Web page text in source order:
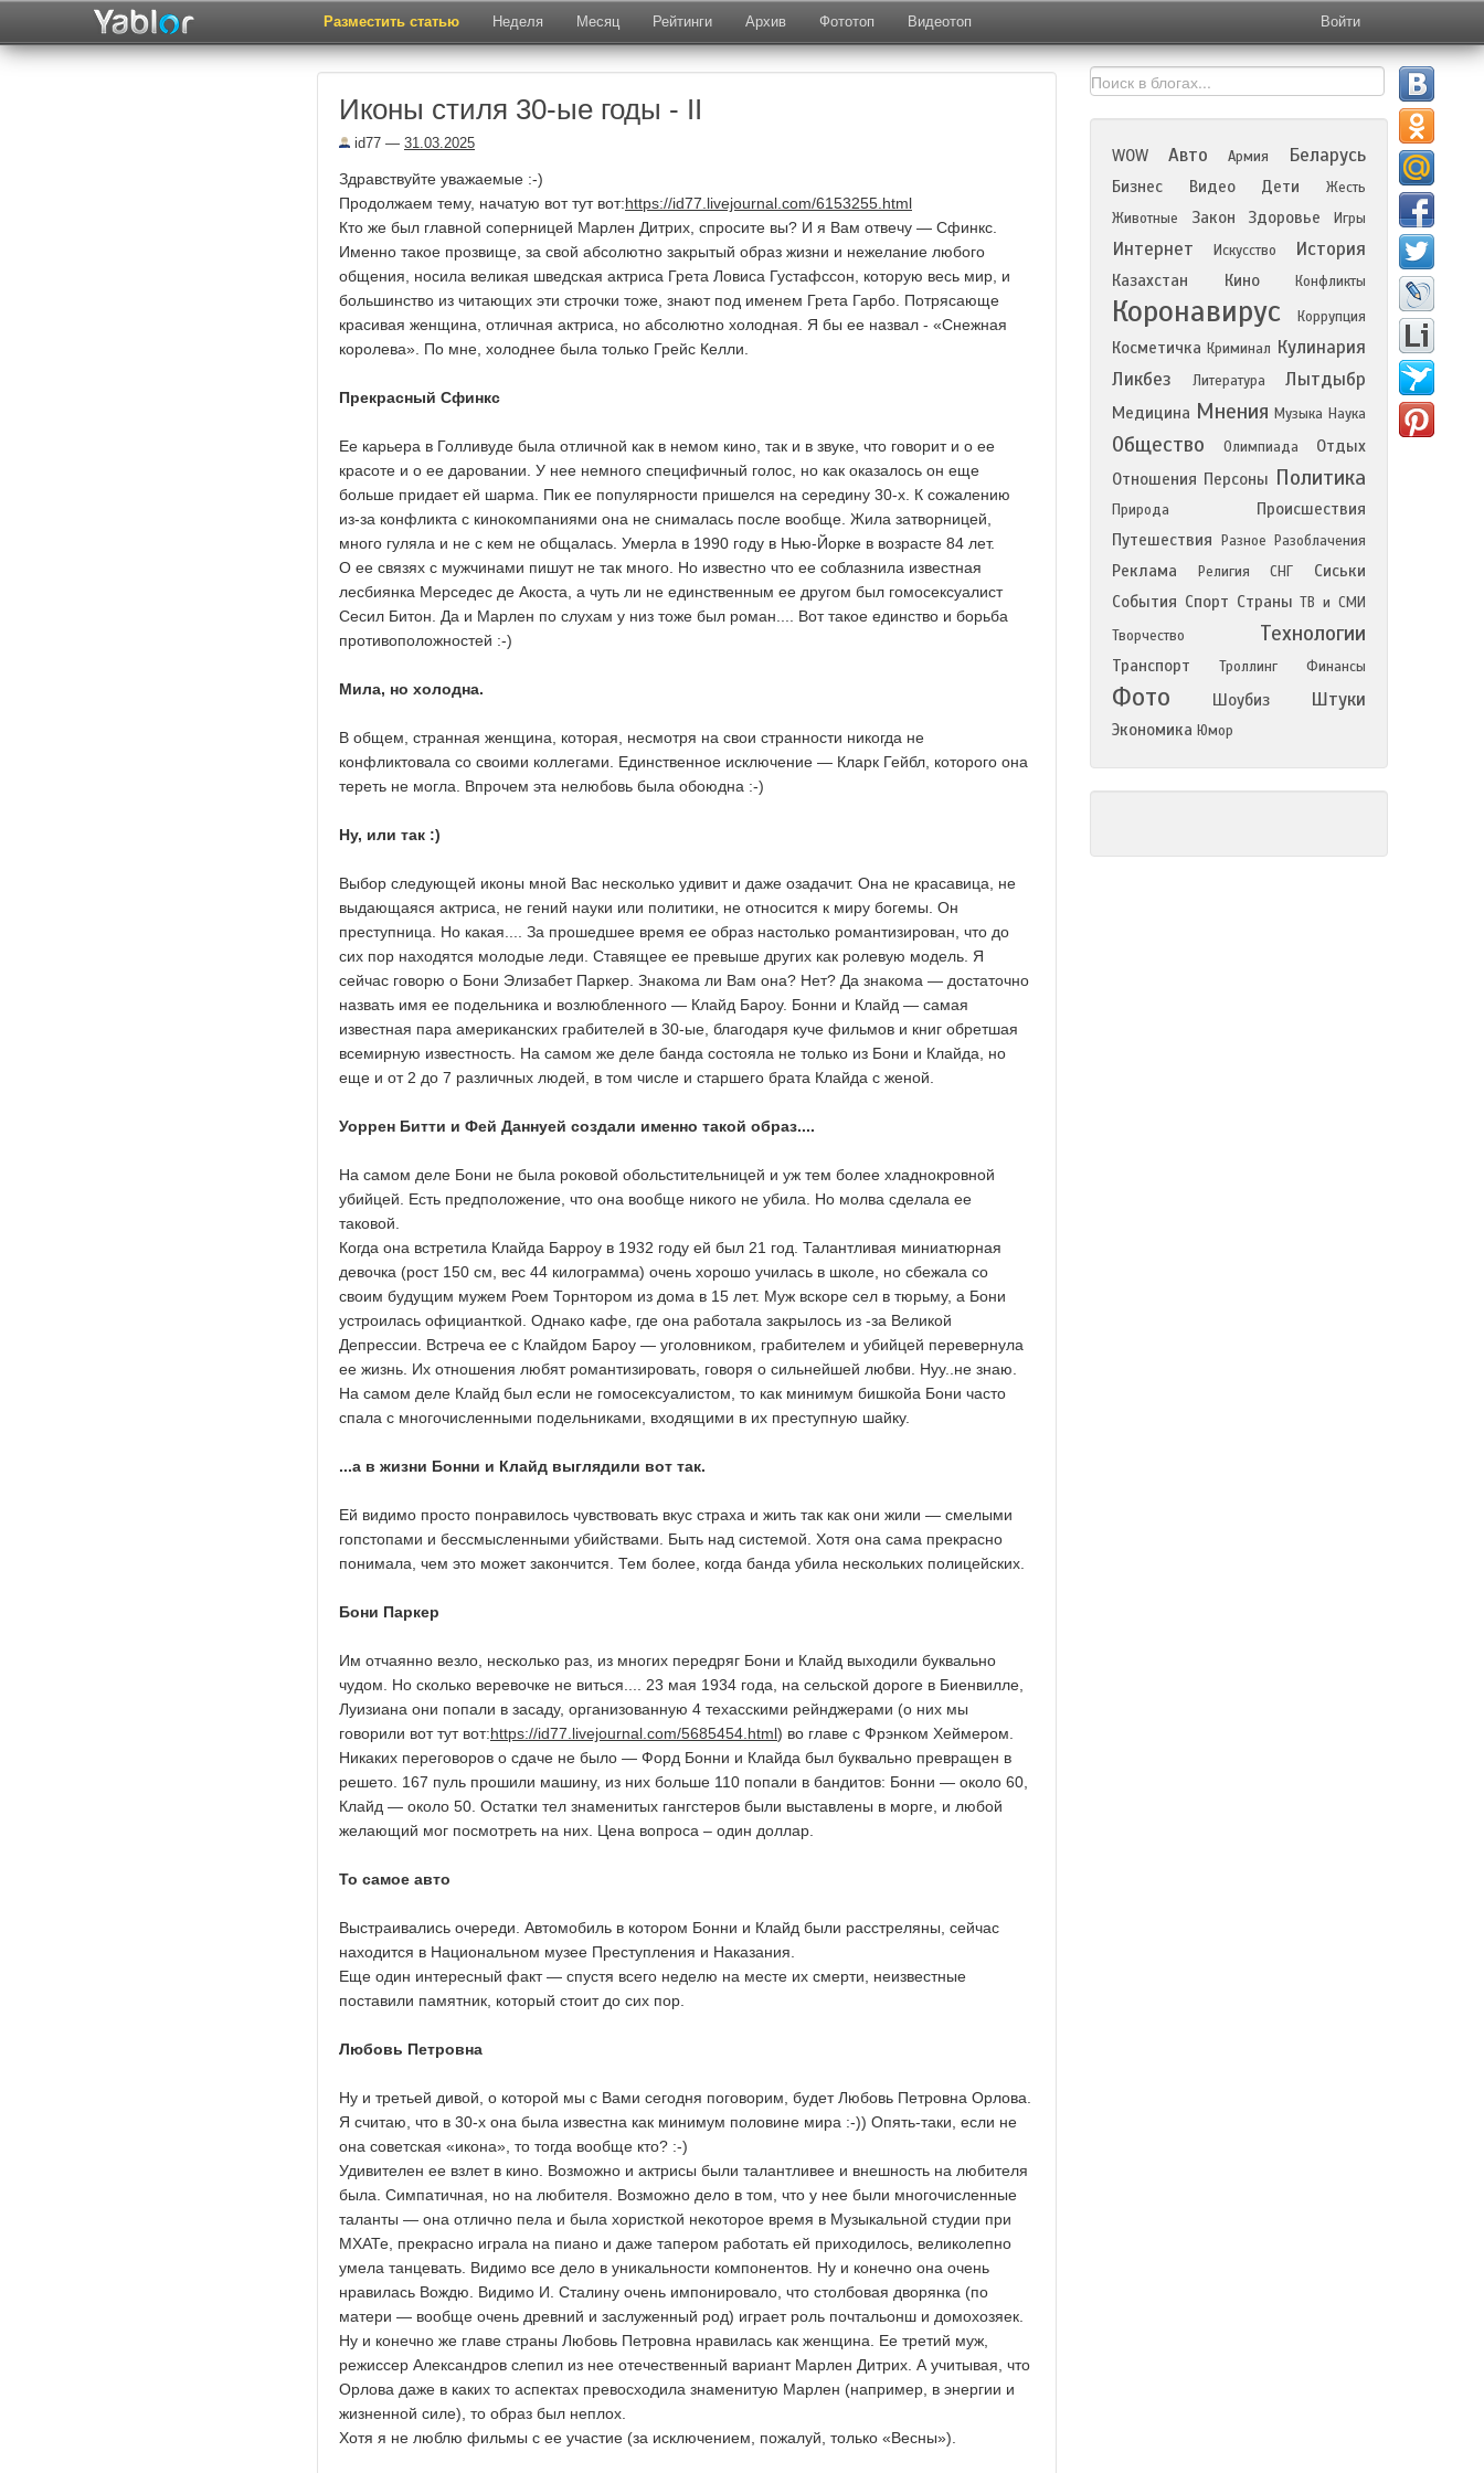
Разместить статью Неделя Месяц Рейтинги Архив Фототоп Видеотоп Войти
Иконы стиля 30-ые годы - II
id77 — 31.03.2025
Здравствуйте уважаемые :-)
Продолжаем тему, начатую вот тут вот:https://id77.livejournal.com/6153255.html
Кто же был главной соперницей Марлен Дитрих, спросите вы? И я Вам отвечу — Сфинкс.
Именно такое прозвище, за свой абсолютно закрытый образ жизни и нежелание любого
общения, носила великая шведская актриса Грета Ловиса Густафссон, которую весь мир, и
большинство из читающих эти строчки тоже, знают под именем Грета Гарбо. Потрясающе
красивая женщина, отличная актриса, но абсолютно холодная. Я бы ее назвал - «Снежная
королева». По мне, холоднее была только Грейс Келли.
Прекрасный Сфинкс
Ее карьера в Голливуде была отличной как в немом кино, так и в звуке, что говорит и о ее
красоте и о ее даровании. У нее немного специфичный голос, но как оказалось он еще
больше придает ей шарма. Пик ее популярности пришелся на середину 30-х. К сожалению
из-за конфликта с кинокомпаниями она не снималась после вообще. Жила затворницей,
много гуляла и не с кем не общалась. Умерла в 1990 году в Нью-Йорке в возрасте 84 лет.
О ее связях с мужчинами пишут не так много. Но известно что ее соблазнила известная
лесбиянка Мерседес де Акоста, а чуть ли не единственным ее другом был гомосексуалист
Сесил Битон. Да и Марлен по слухам у низ тоже был роман.... Вот такое единство и борьба
противоположностей :-)
Мила, но холодна.
В общем, странная женщина, которая, несмотря на свои странности никогда не
конфликтовала со своими коллегами. Единственное исключение — Кларк Гейбл, которого она
тереть не могла. Впрочем эта нелюбовь была обоюдна :-)
Ну, или так :)
Выбор следующей иконы мной Вас несколько удивит и даже озадачит. Она не красавица, не
выдающаяся актриса, не гений науки или политики, не относится к миру богемы. Он
преступница. Но какая.... За прошедшее время ее образ настолько романтизирован, что до
сих пор находятся молодые леди. Ставящее ее превыше других как ролевую модель. Я
сейчас говорю о Бони Элизабет Паркер. Знакома ли Вам она? Нет? Да знакома — достаточно
назвать имя ее подельника и возлюбленного — Клайд Бароу. Бонни и Клайд — самая
известная пара американских грабителей в 30-ые, благодаря куче фильмов и книг обретшая
всемирную известность. На самом же деле банда состояла не только из Бони и Клайда, но
еще и от 2 до 7 различных людей, в том числе и старшего брата Клайда с женой.
Уоррен Битти и Фей Даннуей создали именно такой образ....
На самом деле Бони не была роковой обольстительницей и уж тем более хладнокровной
убийцей. Есть предположение, что она вообще никого не убила. Но молва сделала ее
таковой.
Когда она встретила Клайда Барроу в 1932 году ей был 21 год. Талантливая миниатюрная
девочка (рост 150 см, вес 44 килограмма) очень хорошо училась в школе, но сбежала со
своим будущим мужем Роем Торнтором из дома в 15 лет. Муж вскоре сел в тюрьму, а Бони
устроилась официанткой. Однако кафе, где она работала закрылось из -за Великой
Депрессии. Встреча ее с Клайдом Бароу — уголовником, грабителем и убийцей перевернула
ее жизнь. Их отношения любят романтизировать, говоря о сильнейшей любви. Нуу..не знаю.
На самом деле Клайд был если не гомосексуалистом, то как минимум бишкойа Бони часто
спала с многочисленными подельниками, входящими в их преступную шайку.
...а в жизни Бонни и Клайд выглядили вот так.
Ей видимо просто понравилось чувствовать вкус страха и жить так как они жили — смелыми
гопстопами и бессмысленными убийствами. Быть над системой. Хотя она сама прекрасно
понимала, чем это может закончится. Тем более, когда банда убила нескольких полицейских.
Бони Паркер
Им отчаянно везло, несколько раз, из многих передряг Бони и Клайд выходили буквально
чудом. Но сколько веревочке не виться.... 23 мая 1934 года, на сельской дороге в Биенвилле,
Луизиана они попали в засаду, организованную 4 техасскими рейнджерами (о них мы
говорили вот тут вот:https://id77.livejournal.com/5685454.html) во главе с Фрэнком Хеймером.
Никаких переговоров о сдаче не было — Форд Бонни и Клайда был буквально превращен в
решето. 167 пуль прошили машину, из них больше 110 попали в бандитов: Бонни — около 60,
Клайд — около 50. Остатки тел знаменитых гангстеров были выставлены в морге, и любой
желающий мог посмотреть на них. Цена вопроса – один доллар.
То самое авто
Выстраивались очереди. Автомобиль в котором Бонни и Клайд были расстреляны, сейчас
находится в Национальном музее Преступления и Наказания.
Еще один интересный факт — спустя всего неделю на месте их смерти, неизвестные
поставили памятник, который стоит до сих пор.
Любовь Петровна
Ну и третьей дивой, о которой мы с Вами сегодня поговорим, будет Любовь Петровна Орлова.
Я считаю, что в 30-х она была известна как минимум половине мира :-)) Опять-таки, если не
она советская «икона», то тогда вообще кто? :-)
Удивителен ее взлет в кино. Возможно и актрисы были талантливее и внешность на любителя
была. Симпатичная, но на любителя. Возможно дело в том, что у нее были многочисленные
таланты — она отлично пела и была хористкой некоторое время в Музыкальной студии при
МХАТе, прекрасно играла на пиано и даже тапером работать ей приходилось, великолепно
умела танцевать. Видимо все дело в уникальности компонентов. Ну и конечно она очень
нравилась Вождю. Видимо И. Сталину очень импонировало, что столбовая дворянка (по
матери — вообще очень древний и заслуженный род) играет роль почтальонш и домохозяек.
Ну и конечно же главе страны Любовь Петровна нравилась как женщина. Ее третий муж,
режиссер Александров слепил из нее отечественный вариант Марлен Дитрих. А учитывая, что
Орлова даже в каких то аспектах превосходила знаменитую Марлен (например, в энергии и
жизненной силе), то образ был неплох.
Хотя я не люблю фильмы с ее участие (за исключением, пожалуй, только «Весны»).
WOW Авто Армия Беларусь
Бизнес Видео Дети
Жесть
Животные
Закон Здоровье Игры
Интернет Искусство История
Казахстан Кино Конфликты
Коронавирус Коррупция
Косметичка Криминал Кулинария
Ликбез
Литература Лытдыбр
Медицина Мнения Музыка Наука
Общество Олимпиада
Отдых
Отношения Персоны Политика
Природа
Происшествия
Путешествия
Разное Разоблачения
Реклама Религия СНГ
Сиськи
События Спорт Страны ТВ и СМИ
Творчество
Технологии
Транспорт Троллинг Финансы
Фото Шоубиз Штуки
Экономика Юмор